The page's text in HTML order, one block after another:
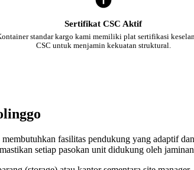
Sertifikat CSC Aktif
standar kargo kami memiliki plat sertifikasi
CSC untuk menjamin kekuatan struktural.
fasilitas pendukung yang adaptif
setiap pasokan unit didukung oleh